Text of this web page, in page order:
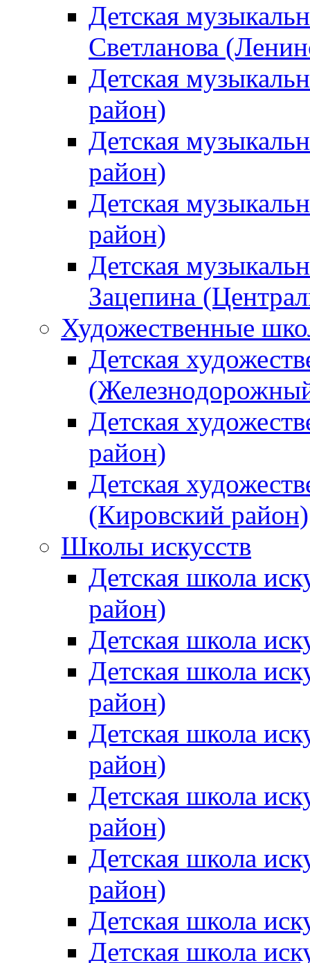
Детская
Светланова
Детская
район)
Детская
район)
Детская
район)
Детская
Зацепина
Художественные
Детская
Детская
район)
Детская
(Кировский район)
Школы искусств
Детская школа
район)
Детская школа
Детская школа
район)
Детская школа
район)
Детская школа
район)
Детская школа
район)
Детская школа
Детская школа